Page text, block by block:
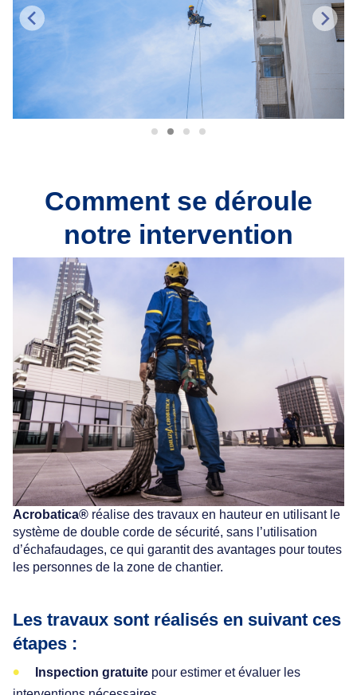
Comment se déroule
notre intervention
Acrobatica® réalise des travaux en hauteur en utilisant le
système de double corde de sécurité, sans l’utilisation
d’échafaudages, ce qui garantit des avantages pour toutes
les personnes de la zone de chantier.
Les travaux sont réalisés en suivant ces
étapes :
Inspection gratuite pour estimer et évaluer les